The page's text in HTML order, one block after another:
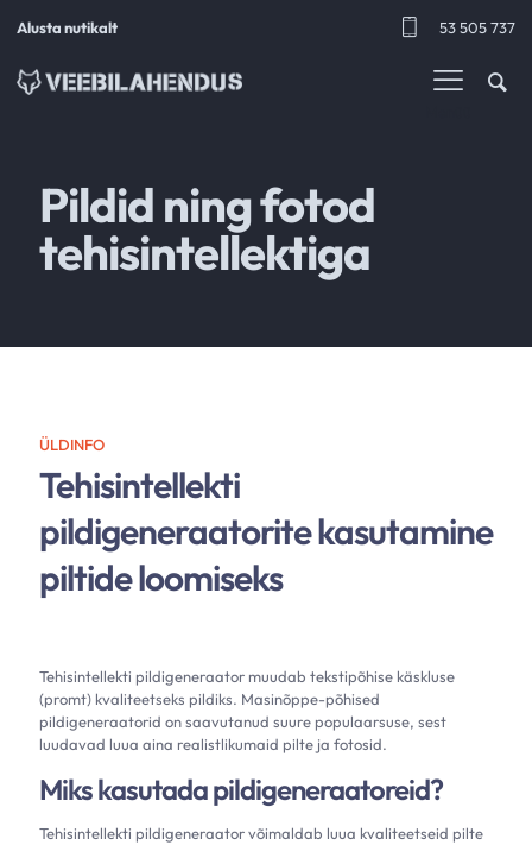
Alusta nutikalt 53 505 737
Pildid ning fotod
tehisintellektiga
ÜLDINFO
Tehisintellekti
pildigeneraatorite kasutamine
piltide loomiseks
Tehisintellekti pildigeneraator muudab tekstipõhise käskluse
(promt) kvaliteetseks pildiks. Masinõppe-põhised
pildigeneraatorid on saavutanud suure populaarsuse, sest
luudavad luua aina realistlikumaid pilte ja fotosid.
Miks kasutada pildigeneraatoreid?
Tehisintellekti pildigeneraator võimaldab luua kvaliteetseid pilte